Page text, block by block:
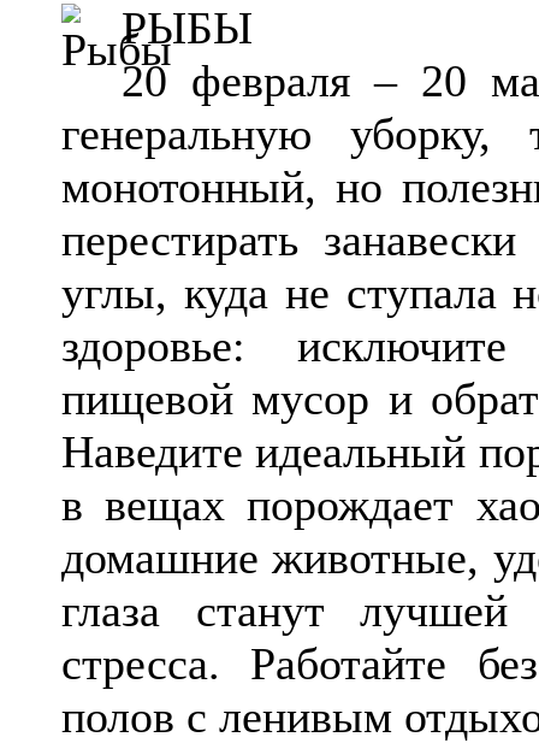
РЫБЫ
20 февраля – 20
генеральную уборку,
монотонный, но
перестирать
углы, куда не ступала
здоровье:
пищевой мусор и
Наведите идеальный
в вещах порождает
домашние животные,
глаза станут лучшей
стресса. Работайте
полов с ленивым